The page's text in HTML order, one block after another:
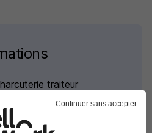
traiteur
traiteur
charcuterie traiteur
Continuer sans accepter